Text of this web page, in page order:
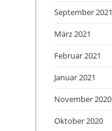
September 2021
März 2021
Februar 2021
Januar 2021
November 2020
Oktober 2020